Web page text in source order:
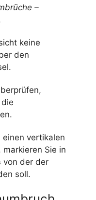
–
keine
den
vertikalen
Sie in
von der der
soll.